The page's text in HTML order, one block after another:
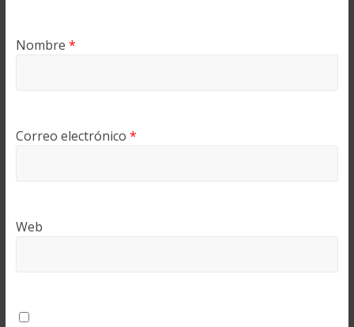
Nombre *
Correo electrónico *
Web